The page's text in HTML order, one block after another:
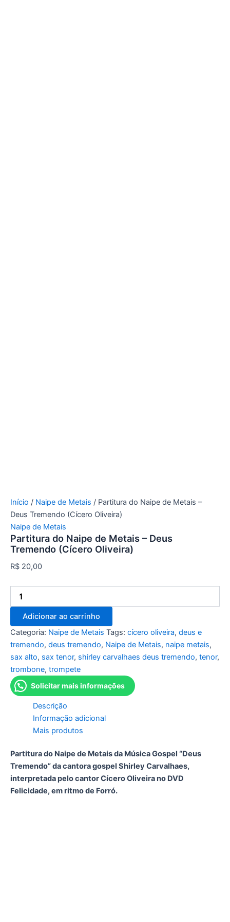
Início / Naipe de Metais / Partitura do Naipe de Metais –
Deus Tremendo (Cícero Oliveira)
Naipe de Metais
Partitura do Naipe de Metais – Deus
Tremendo (Cícero Oliveira)
R$ 20,00
Adicionar ao carrinho
Categoria: Naipe de Metais Tags: cícero oliveira, deus e
tremendo, deus tremendo, Naipe de Metais, naipe metais,
sax alto, sax tenor, shirley carvalhaes deus tremendo, tenor,
trombone, trompete
Solicitar mais informações
Descrição
Informação adicional
Mais produtos
Partitura do Naipe de Metais da Música Gospel “Deus
Tremendo” da cantora gospel Shirley Carvalhaes,
interpretada pelo cantor Cícero Oliveira no DVD
Felicidade, em ritmo de Forró.